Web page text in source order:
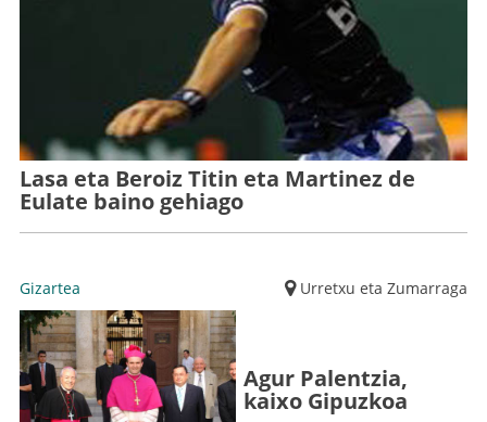
Lasa eta Beroiz Titin eta Martinez de
Eulate baino gehiago
Gizartea Urretxu eta Zumarraga
Agur Palentzia,
kaixo Gipuzkoa